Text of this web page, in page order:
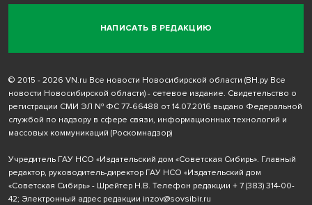
НАПИСАТЬ В РЕДАКЦИЮ
© 2015 - 2026 VN.ru Все новости Новосибирской области (ВН.ру Все
новости Новосибирской области) - сетевое издание. Свидетельство о
регистрации СМИ ЭЛ № ФС 77-66488 от 14.07.2016 выдано Федеральной
службой по надзору в сфере связи, информационных технологий и
массовых коммуникаций (Роскомнадзор)
Учредитель ГАУ НСО «Издательский дом «Советская Сибирь». Главный
редактор, руководитель-директор ГАУ НСО «Издательский дом
«Советская Сибирь» - Шрейтер Н.В. Телефон редакции + 7 (383) 314-00-
42; Электронный адрес редакции inzov@sovsibir.ru